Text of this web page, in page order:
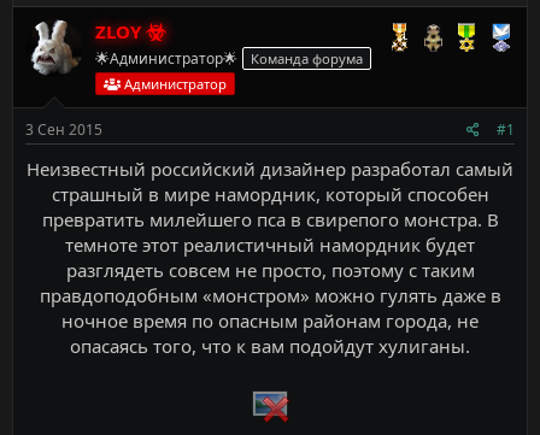
т
о
р
м
ы
т
а
н
а
ч
л
а
ZLOY
🌟Администратор🌟
Команда форума
Администратор
3 Сен 2015 #1
Неизвестный российский дизайнер разработал самый
страшный в мире намордник, который способен
превратить милейшего пса в свирепого монстра. В
темноте этот реалистичный намордник будет
разглядеть совсем не просто, поэтому с таким
правдоподобным «монстром» можно гулять даже в
ночное время по опасным районам города, не
опасаясь того, что к вам подойдут хулиганы.